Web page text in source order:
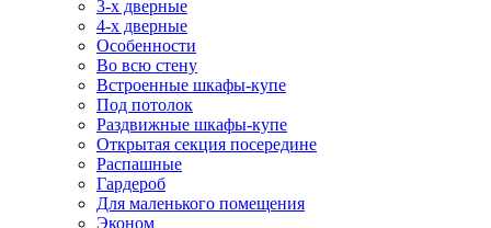
3-х дверные
4-х дверные
Особенности
Во всю стену
Встроенные шкафы-купе
Под потолок
Раздвижные шкафы-купе
Открытая секция посередине
Распашные
Гардероб
Для маленького помещения
Эконом